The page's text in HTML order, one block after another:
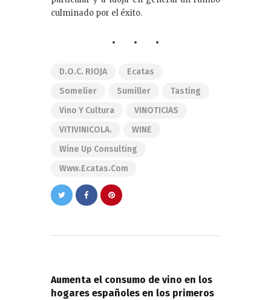
culminado por el éxito.
D.O.C. RIOJA
Ecatas
Somelier
Sumiller
Tasting
Vino Y Cultura
VINOTICIAS
VITIVINICOLA.
WINE
Wine Up Consulting
Www.ecatas.com
entradas
Aumenta el consumo de vino en los
hogares españoles en los primeros